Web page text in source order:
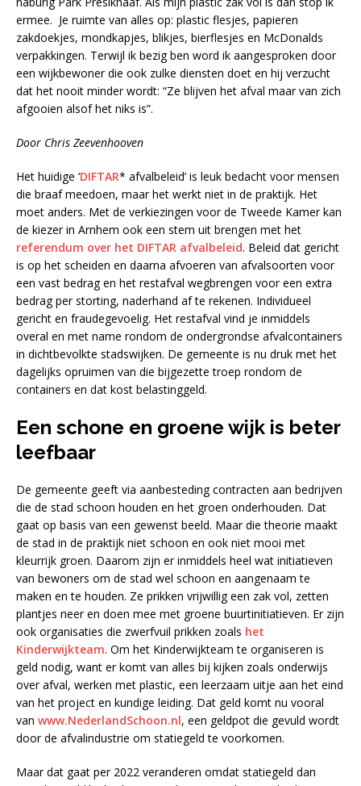
ermee. Je ruimte van alles op: plastic flesjes, papieren
zakdoekjes, mondkapjes, blikjes, bierflesjes en McDonalds
verpakkingen. Terwijl ik bezig ben word ik aangesproken door
een wijkbewoner die ook zulke diensten doet en hij verzucht
dat het nooit minder wordt: “Ze blijven het afval maar van zich
afgooien alsof het niks is”.
Door Chris Zeevenhooven
Het huidige ‘DIFTAR* afvalbeleid’ is leuk bedacht voor mensen
die braaf meedoen, maar het werkt niet in de praktijk. Het
moet anders. Met de verkiezingen voor de Tweede Kamer kan
de kiezer in Arnhem ook een stem uit brengen met het
referendum over het DIFTAR afvalbeleid. Beleid dat gericht
is op het scheiden en daarna afvoeren van afvalsoorten voor
een vast bedrag en het restafval wegbrengen voor een extra
bedrag per storting, naderhand af te rekenen. Individueel
gericht en fraudegevoelig. Het restafval vind je inmiddels
overal en met name rondom de ondergrondse afvalcontainers
in dichtbevolkte stadswijken. De gemeente is nu druk met het
dagelijks opruimen van die bijgezette troep rondom de
containers en dat kost belastinggeld.
Een schone en groene wijk is beter
leefbaar
De gemeente geeft via aanbesteding contracten aan bedrijven
die de stad schoon houden en het groen onderhouden. Dat
gaat op basis van een gewenst beeld. Maar die theorie maakt
de stad in de praktijk niet schoon en ook niet mooi met
kleurrijk groen. Daarom zijn er inmiddels heel wat initiatieven
van bewoners om de stad wel schoon en aangenaam te
maken en te houden. Ze prikken vrijwillig een zak vol, zetten
plantjes neer en doen mee met groene buurtinitiatieven. Er zijn
ook organisaties die zwerfvuil prikken zoals het
Kinderwijkteam. Om het Kinderwijkteam te organiseren is
geld nodig, want er komt van alles bij kijken zoals onderwijs
over afval, werken met plastic, een leerzaam uitje aan het eind
van het project en kundige leiding. Dat geld komt nu vooral
van www.NederlandSchoon.nl, een geldpot die gevuld wordt
door de afvalindustrie om statiegeld te voorkomen.
Maar dat gaat per 2022 veranderen omdat statiegeld dan